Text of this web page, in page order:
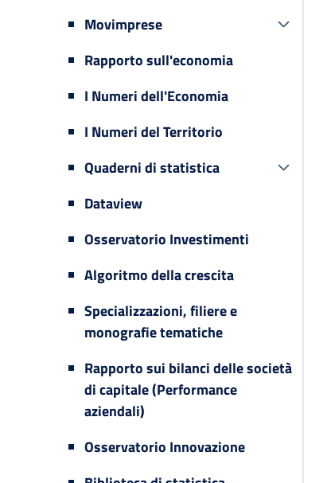
Movimprese
Rapporto sull'economia
I Numeri dell'Economia
I Numeri del Territorio
Quaderni di statistica
Dataview
Osservatorio Investimenti
Algoritmo della crescita
Specializzazioni, filiere e
monografie tematiche
Rapporto sui bilanci delle società
di capitale (Performance
aziendali)
Osservatorio Innovazione